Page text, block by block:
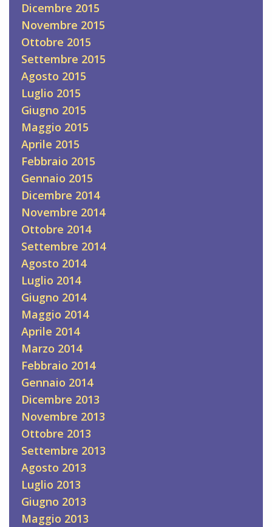
Dicembre 2015
Novembre 2015
Ottobre 2015
Settembre 2015
Agosto 2015
Luglio 2015
Giugno 2015
Maggio 2015
Aprile 2015
Febbraio 2015
Gennaio 2015
Dicembre 2014
Novembre 2014
Ottobre 2014
Settembre 2014
Agosto 2014
Luglio 2014
Giugno 2014
Maggio 2014
Aprile 2014
Marzo 2014
Febbraio 2014
Gennaio 2014
Dicembre 2013
Novembre 2013
Ottobre 2013
Settembre 2013
Agosto 2013
Luglio 2013
Giugno 2013
Maggio 2013